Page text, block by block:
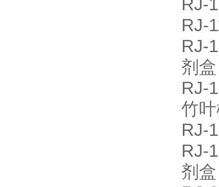
RJ-
RJ-
RJ-
剂
RJ-
竹
RJ-
RJ-
剂